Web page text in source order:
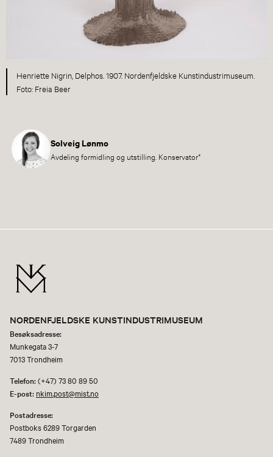
Henriette Nigrin, Delphos. 1907. Nordenfjeldske Kunstindustrimuseum.
Foto: Freia Beer
Solveig Lønmo
Avdeling formidling og utstilling. Konservator*
NORDENFJELDSKE KUNSTINDUSTRIMUSEUM
Besøksadresse:
Munkegata 3-7
7013 Trondheim
Telefon:(+47) 73 80 89 50
E-post: nkim.post@mist.no
Postadresse:
Postboks 6289 Torgarden
7489 Trondheim